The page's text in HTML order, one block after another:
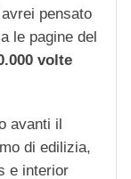
pensato
le pagine del
volte
avanti il
di edilizia,
e interior